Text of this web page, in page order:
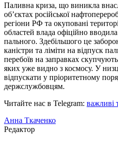
Паливна криза, що виникла
об’єктах російської
регіони РФ та окуповані
областей влада офіційно
пального. Здебільшого це
каністри та ліміти на відпуск
перебоїв на заправках
яких уже видно з космосу. У
відпускати у пріоритетному
держслужбовцям.
Читайте нас в Telegram: важливі
Анна Ткаченко
Редактор